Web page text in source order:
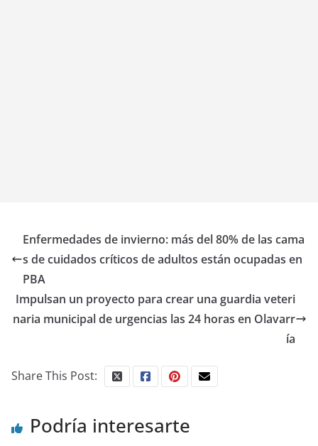
Enfermedades de invierno: más del 80% de las cama
s de cuidados críticos de adultos están ocupadas en
PBA
Impulsan un proyecto para crear una guardia veteri
naria municipal de urgencias las 24 horas en Olavarr
ía
Share This Post:
Podría interesarte